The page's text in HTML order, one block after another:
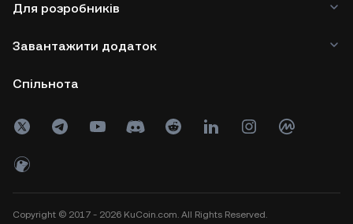
Для розробників
Завантажити додаток
Спільнота
Copyright © 2017 - 2026 KuCoin.com. All Rights Reserved.